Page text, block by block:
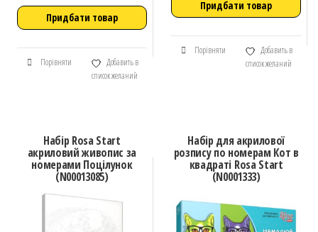
Придбати товар
Порівняти
Добавить в
список желаний
Придбати товар
Порівняти
Добавить в
список желаний
Набір Rosa Start
акриловий живопис за
номерами Поцілунок
(N00013085)
Набір для акрилової
розпису по номерам Кот в
квадраті Rosa Start
(N0001333)